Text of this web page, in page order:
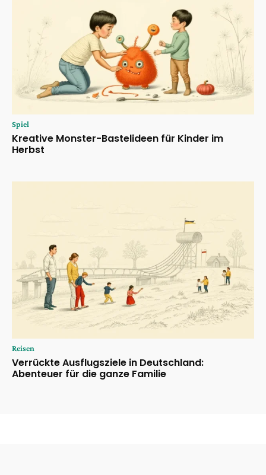
Spiel
Kreative Monster-Bastelideen für Kinder im
Herbst
Reisen
Verrückte Ausflugsziele in Deutschland:
Abenteuer für die ganze Familie